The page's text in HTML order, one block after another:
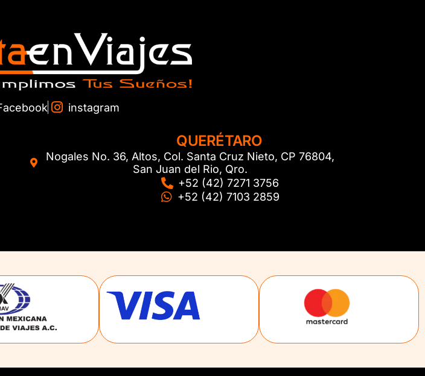
instagram
QUERÉTARO
Nogales No. 36, Altos, Col. Santa Cruz Nieto, CP 76804,
San Juan del Rio, Qro.
+52 (42) 7271 3756
+52 (42) 7103 2859